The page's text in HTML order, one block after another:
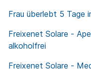
Frau überlebt 5 Tage
Freixenet Solare -
alkoholfrei
Freixenet Solare -